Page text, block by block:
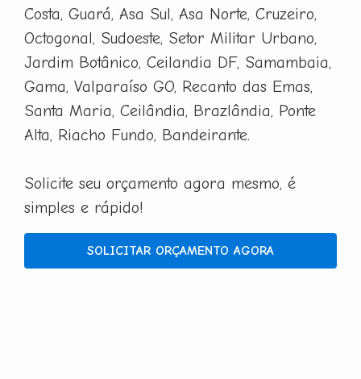
Costa, Guará, Asa Sul, Asa Norte, Cruzeiro,
Octogonal, Sudoeste, Setor Militar Urbano,
Jardim Botânico, Ceilandia DF, Samambaia,
Gama, Valparaíso GO, Recanto das Emas,
Santa Maria, Ceilândia, Brazlândia, Ponte
Alta, Riacho Fundo, Bandeirante.
Solicite seu orçamento agora mesmo, é
simples e rápido!
SOLICITAR ORÇAMENTO AGORA